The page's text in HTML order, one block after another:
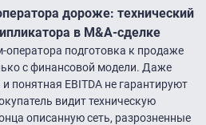
дороже: технический
в M&A-сделке
оператора подготовка к продаже
с финансовой модели. Даже
понятная EBITDA не гарантируют
видит техническую
описанную сеть, разрозненные